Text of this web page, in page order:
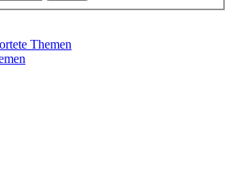
Themen